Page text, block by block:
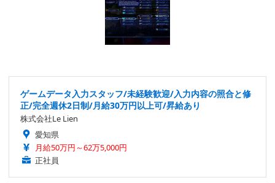
ゲームデータ入力スタッフ/未経験歓迎/入力内容の照合と修
正/完全週休2日制/月給30万円以上可/昇給あり
株式会社Le Lien
愛知県
月給50万円～62万5,000円
正社員